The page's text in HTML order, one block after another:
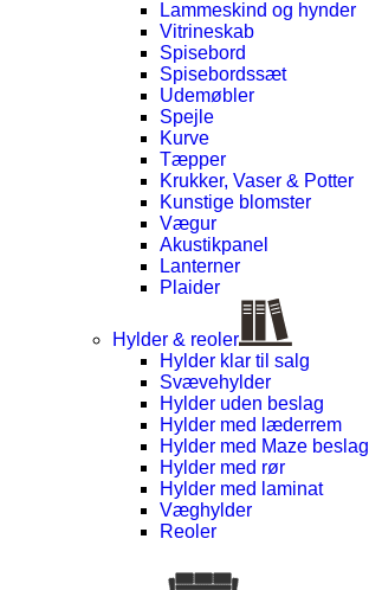
Lammeskind og hynder
Vitrineskab
Spisebord
Spisebordssæt
Udemøbler
Spejle
Kurve
Tæpper
Krukker, Vaser & Potter
Kunstige blomster
Vægur
Akustikpanel
Lanterner
Plaider
Hylder & reoler
Hylder klar til salg
Svævehylder
Hylder uden beslag
Hylder med læderrem
Hylder med Maze beslag
Hylder med rør
Hylder med laminat
Væghylder
Reoler